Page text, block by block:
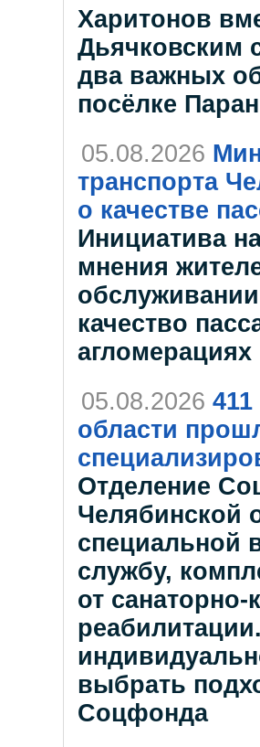
Харитонов
Дьячковским
два важных
посёлке
05.08.2026
транспорта
о качестве
Инициатива
мнения
качество
агломерациях
05.08.2026
области
Отделение
Челябинской
специальной
службу,
от
выбрать
Соцфонда